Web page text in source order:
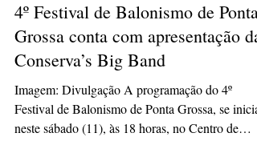
10 de jul.
1 min de leitura
4º Festival de Balonismo de Ponta
Grossa conta com apresentação da
Conserva’s Big Band
Imagem: Divulgação A programação do 4º